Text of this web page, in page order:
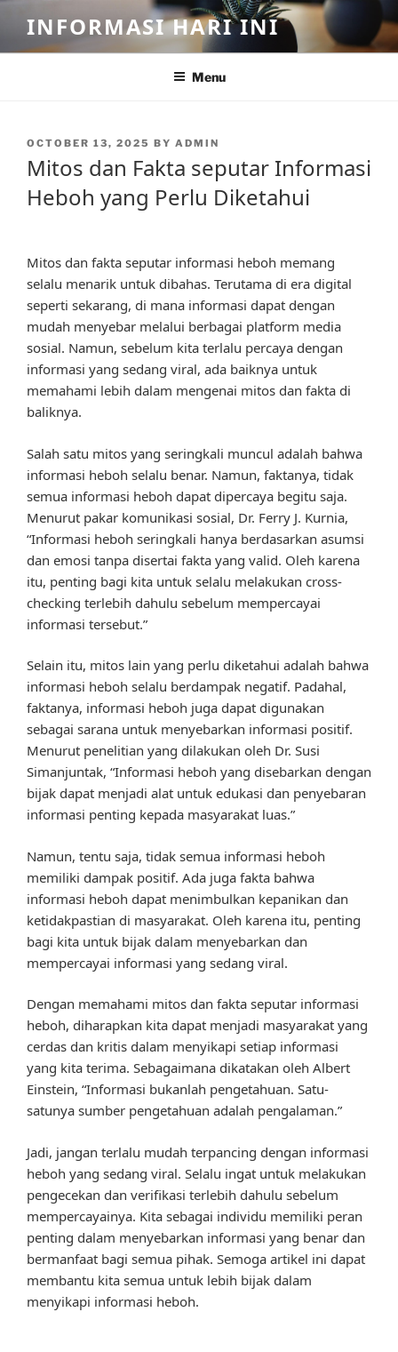
content
INFORMASI HARI INI
Menu
POSTED
OCTOBER 13, 2025 BY ADMIN
Mitos dan Fakta seputar Informasi
Heboh yang Perlu Diketahui
Mitos dan fakta seputar informasi heboh memang
selalu menarik untuk dibahas. Terutama di era digital
seperti sekarang, di mana informasi dapat dengan
mudah menyebar melalui berbagai platform media
sosial. Namun, sebelum kita terlalu percaya dengan
informasi yang sedang viral, ada baiknya untuk
memahami lebih dalam mengenai mitos dan fakta di
baliknya.
Salah satu mitos yang seringkali muncul adalah bahwa
informasi heboh selalu benar. Namun, faktanya, tidak
semua informasi heboh dapat dipercaya begitu saja.
Menurut pakar komunikasi sosial, Dr. Ferry J. Kurnia,
“Informasi heboh seringkali hanya berdasarkan asumsi
dan emosi tanpa disertai fakta yang valid. Oleh karena
itu, penting bagi kita untuk selalu melakukan cross-
checking terlebih dahulu sebelum mempercayai
informasi tersebut.”
Selain itu, mitos lain yang perlu diketahui adalah bahwa
informasi heboh selalu berdampak negatif. Padahal,
faktanya, informasi heboh juga dapat digunakan
sebagai sarana untuk menyebarkan informasi positif.
Menurut penelitian yang dilakukan oleh Dr. Susi
Simanjuntak, “Informasi heboh yang disebarkan dengan
bijak dapat menjadi alat untuk edukasi dan penyebaran
informasi penting kepada masyarakat luas.”
Namun, tentu saja, tidak semua informasi heboh
memiliki dampak positif. Ada juga fakta bahwa
informasi heboh dapat menimbulkan kepanikan dan
ketidakpastian di masyarakat. Oleh karena itu, penting
bagi kita untuk bijak dalam menyebarkan dan
mempercayai informasi yang sedang viral.
Dengan memahami mitos dan fakta seputar informasi
heboh, diharapkan kita dapat menjadi masyarakat yang
cerdas dan kritis dalam menyikapi setiap informasi
yang kita terima. Sebagaimana dikatakan oleh Albert
Einstein, “Informasi bukanlah pengetahuan. Satu-
satunya sumber pengetahuan adalah pengalaman.”
Jadi, jangan terlalu mudah terpancing dengan informasi
heboh yang sedang viral. Selalu ingat untuk melakukan
pengecekan dan verifikasi terlebih dahulu sebelum
mempercayainya. Kita sebagai individu memiliki peran
penting dalam menyebarkan informasi yang benar dan
bermanfaat bagi semua pihak. Semoga artikel ini dapat
membantu kita semua untuk lebih bijak dalam
menyikapi informasi heboh.